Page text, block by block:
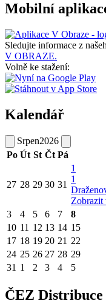
Mobilní
Sledujte informace z
V OBRAZE.
Volně ke stažení:
Kalendář
Srpen2026
Po Út St Čt Pá
27 28 29 30 31
1
1
Zobrazit
3 4 5 6 7 8
10 11 12 13 14 15
17 18 19 20 21 22
24 25 26 27 28 29
31 1 2 3 4 5
ČEZ Distribuce